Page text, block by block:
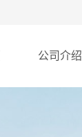
公司介绍